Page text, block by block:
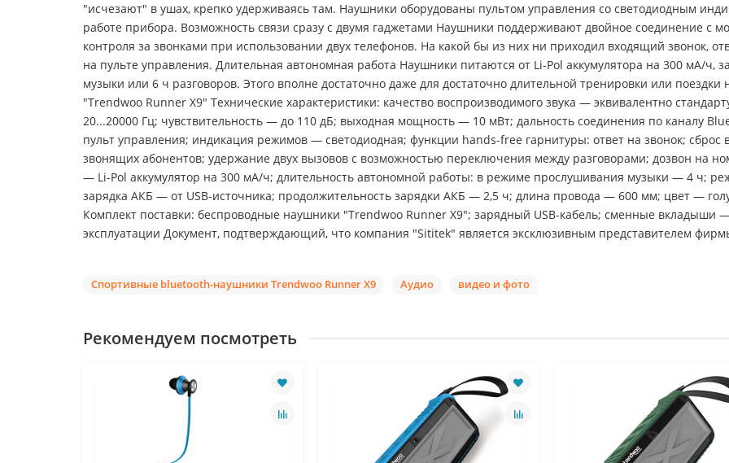
"исчезают" в ушах, крепко удерживаясь там. Наушники оборудованы пультом управления со светодиодным
работе прибора. Возможность связи сразу с двумя гаджетами Наушники поддерживают двойное соединение с
контроля за звонками при использовании двух телефонов. На какой бы из них ни приходил входящий звонок,
на пульте управления. Длительная автономная работа Наушники питаются от Li-Pol аккумулятора на 300 мА/ч,
музыки или 6 ч разговоров. Этого вполне достаточно даже для достаточно длительной тренировки или
"Trendwoo Runner X9" Технические характеристики: качество воспроизводимого звука — эквивалентно
20...20000 Гц; чувствительность — до 110 дБ; выходная мощность — 10 мВт; дальность соединения по каналу
пульт управления; индикация режимов — светодиодная; функции hands-free гарнитуры: ответ на звонок;
звонящих абонентов; удержание двух вызовов с возможностью переключения между разговорами; дозвон на
— Li-Pol аккумулятор на 300 мА/ч; длительность автономной работы: в режиме прослушивания музыки — 4 ч;
зарядка АКБ — от USB-источника; продолжительность зарядки АКБ — 2,5 ч; длина провода — 600 мм; цвет —
Комплект поставки: беспроводные наушники "Trendwoo Runner X9"; зарядный USB-кабель; сменные вкладыши
эксплуатации Документ, подтверждающий, что компания "Sititek" является эксклюзивным представителем
Спортивные bluetooth-наушники Trendwoo Runner X9 Аудио видео и фото
Рекомендуем посмотреть